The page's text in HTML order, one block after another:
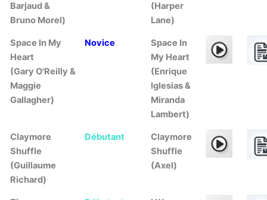
Barjaud &
Bruno Morel)
(Harper
Lane)
Space In My
Heart
(Gary O'Reilly &
Maggie
Gallagher)
Novice
Space In
My Heart
(Enrique
Iglesias &
Miranda
Lambert)
Claymore
Shuffle
(Guillaume
Richard)
Débutant
Claymore
Shuffle
(Axel)